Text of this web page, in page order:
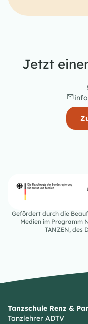
Jetzt
Gefördert durch die
Medien im Programm
TANZEN, des
Tanzschule Renz &
Tanzlehrer ADTV